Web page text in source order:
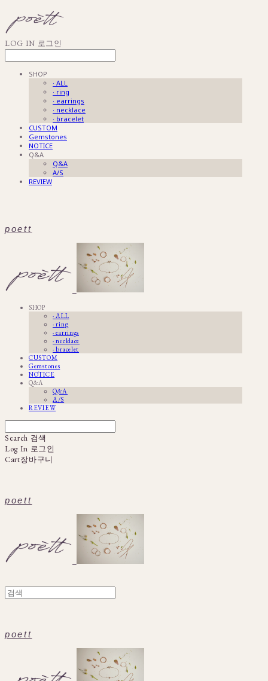
LOG IN 로그인
SHOP
· ALL
· ring
· earrings
· necklace
· bracelet
CUSTOM
Gemstones
NOTICE
Q&A
Q&A
A/S
REVIEW
poett
SHOP
· ALL
· ring
· earrings
· necklace
· bracelet
CUSTOM
Gemstones
NOTICE
Q&A
Q&A
A/S
REVIEW
Search 검색
Log In 로그인
Cart장바구니
poett
poett